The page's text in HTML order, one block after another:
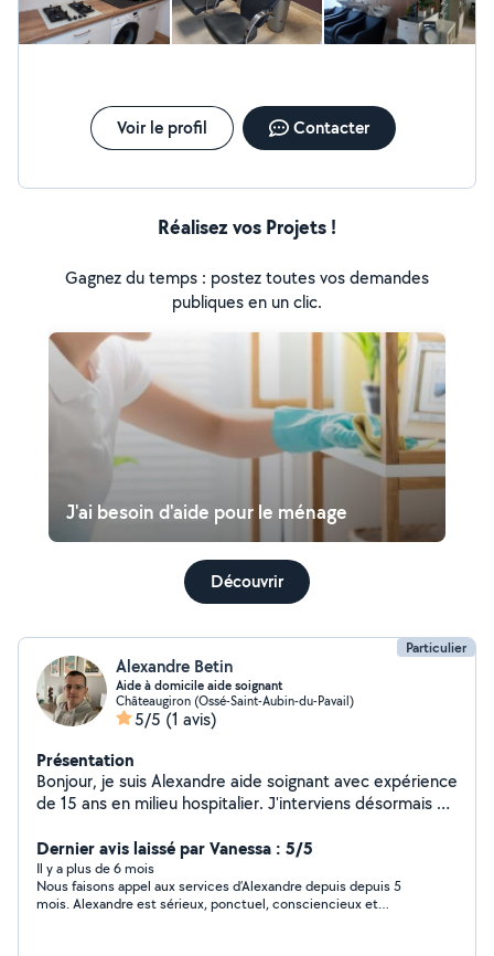
Voir le profil Contacter
Réalisez vos Projets !
Gagnez du temps : postez toutes vos demandes
publiques en un clic.
J'ai besoin d'aide pour le ménage
Découvrir
Particulier
Alexandre Betin
Aide à domicile aide soignant
Châteaugiron (Ossé-Saint-Aubin-du-Pavail)
5/5 (1 avis)
Présentation
Bonjour, je suis Alexandre aide soignant avec expérience
de 15 ans en milieu hospitalier. J'interviens désormais au
Aide dans les actes de la vie quotidienne,
accompagnement rdv, aide administrative, préparation
et aide aux repas, activités occupationnelles, entretien
et aide au rangement du logement. Je suis sérieux
Dernier avis laissé par Vanessa : 5/5
Il y a plus de 6 mois
Nous faisons appel aux services d’Alexandre depuis depuis 5
mois. Alexandre est sérieux, ponctuel, consciencieux et